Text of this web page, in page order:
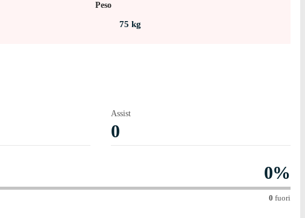
con il difensore che ha ricevuto un cartellino rosso nella sua
Peso
75 kg
Assist
0
0%
0 fuori